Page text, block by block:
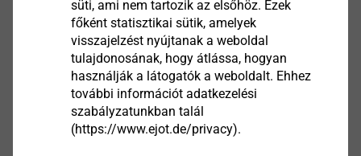
Letöltések
Magyar
Német
süti, ami nem tartozik az elsőhöz. Ezek
főként statisztikai sütik, amelyek
visszajelzést nyújtanak a weboldal
tulajdonosának, hogy átlássa, hogyan
használják a látogatók a weboldalt. Ehhez
további információt adatkezelési
szabályzatunkban talál
(https://www.ejot.de/privacy).